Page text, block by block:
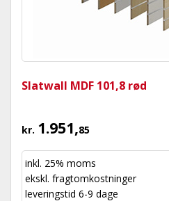
Slatwall MDF 101,8 rød
kr. 1.951,85
inkl. 25% moms
ekskl. fragtomkostninger
leveringstid 6-9 dage